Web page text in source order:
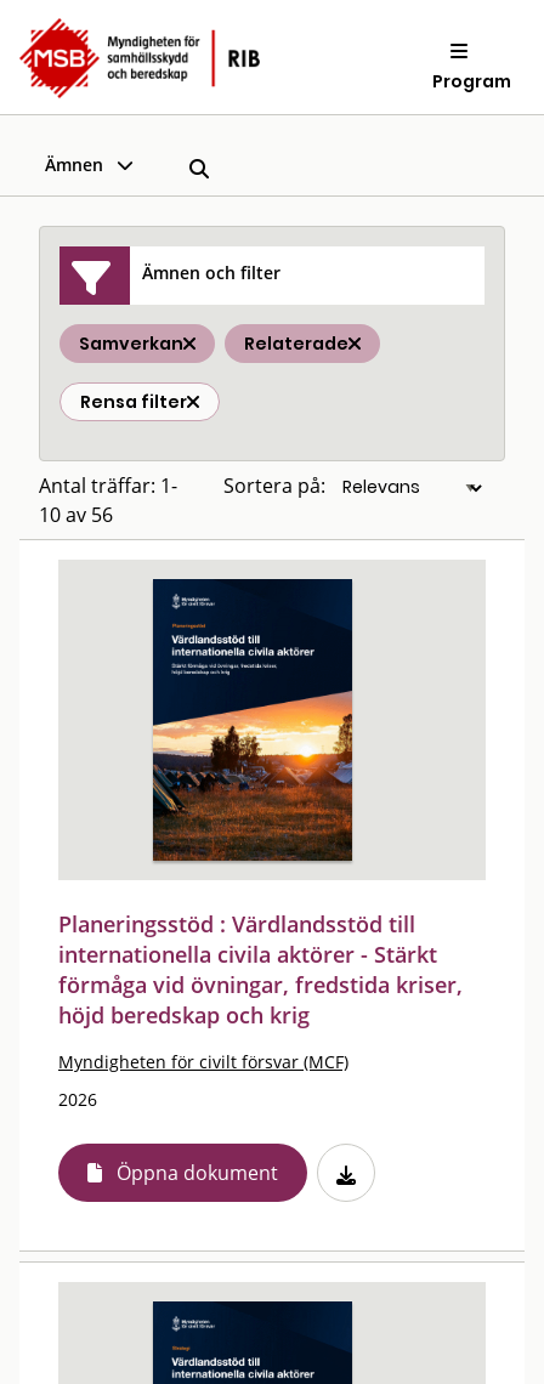
Program
Ämnen
Ämnen och filter
Samverkan Relaterade
Rensa filter
Antal träffar: 1-
10 av 56
Sortera på:
Planeringsstöd : Värdlandsstöd till
internationella civila aktörer - Stärkt
förmåga vid övningar, fredstida kriser,
höjd beredskap och krig
Myndigheten för civilt försvar (MCF)
2026
Öppna dokument